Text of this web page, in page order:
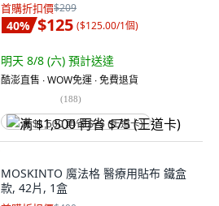
首購折扣價$209
40% $125 ($125.00/1個)
明天 8/8 (六) 預計送達
酷澎直售 ∙ WOW免運 ∙ 免費退貨
(188)
满 $1,500 再省 $75 (王道卡)
MOSKINTO 魔法格 醫療用貼布 鐵盒
款, 42片, 1盒